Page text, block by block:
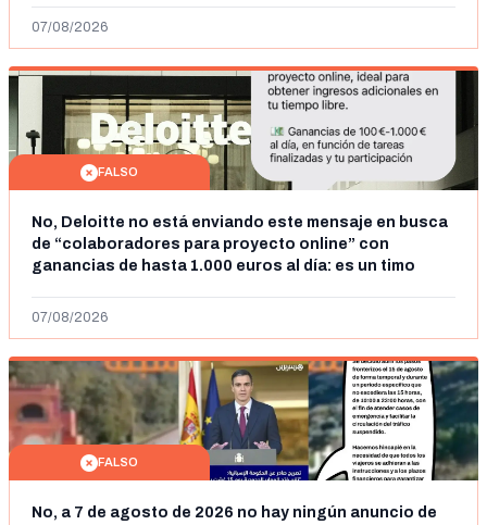
07/08/2026
FALSO
No, Deloitte no está enviando este mensaje en busca
de “colaboradores para proyecto online” con
ganancias de hasta 1.000 euros al día: es un timo
07/08/2026
FALSO
No, a 7 de agosto de 2026 no hay ningún anuncio de